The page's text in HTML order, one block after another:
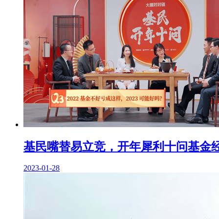
基民嘴替易立竞，开年犀利十问基金
2023-01-28